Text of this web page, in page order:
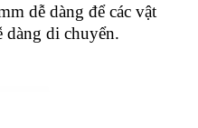
dễ dàng để các vật
dàng di chuyển.